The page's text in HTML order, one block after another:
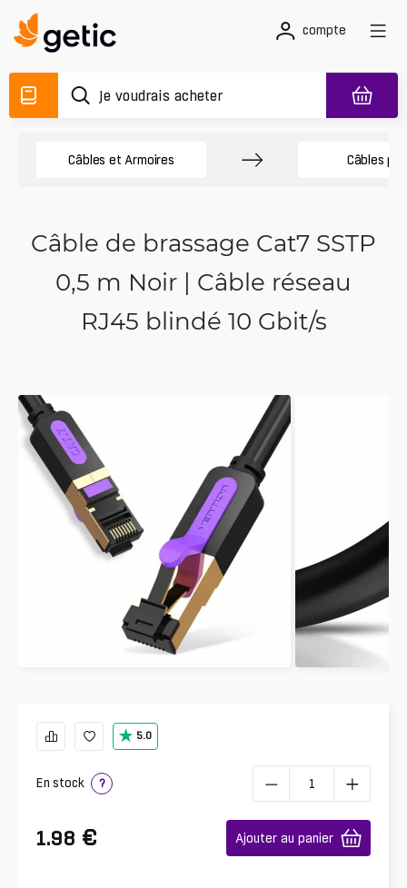
compte
Câbles et Armoires Câbles
Câble de brassage Cat7 SSTP
0,5 m Noir | Câble réseau
RJ45 blindé 10 Gbit/s
5.0
En stock ?
1.98 € Ajouter au panier